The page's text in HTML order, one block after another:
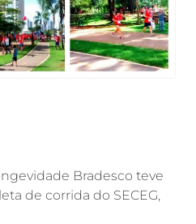
Bradesco teve
de corrida do SECEG,